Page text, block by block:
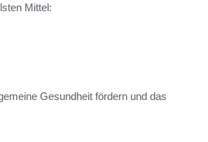
Mittel:
Gesundheit fördern und das